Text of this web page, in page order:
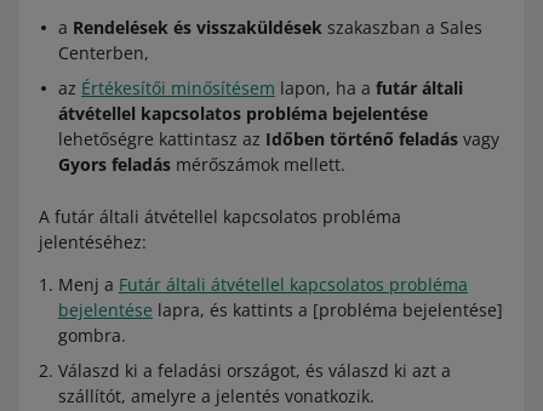
a Rendelések és visszaküldések szakaszban a Sales
Centerben,
az Értékesítői minősítésem lapon, ha a futár általi
átvétellel kapcsolatos probléma bejelentése
lehetőségre kattintasz az Időben történő feladás vagy
Gyors feladás mérőszámok mellett.
A futár általi átvétellel kapcsolatos probléma
jelentéséhez:
Menj a Futár általi átvétellel kapcsolatos probléma
bejelentése lapra, és kattints a [probléma bejelentése]
gombra.
Válaszd ki a feladási országot, és válaszd ki azt a
szállítót, amelyre a jelentés vonatkozik.